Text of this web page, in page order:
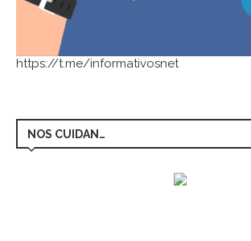
https://t.me/informativosnet
NOS CUIDAN…